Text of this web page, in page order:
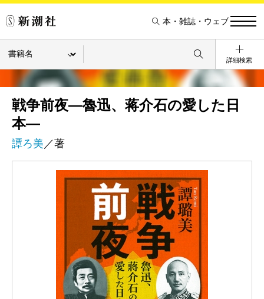
本・雑誌・ウェブ
詳細検索
戦争前夜―魯迅、蒋介石の愛した日
本―
譚ろ美 ／著